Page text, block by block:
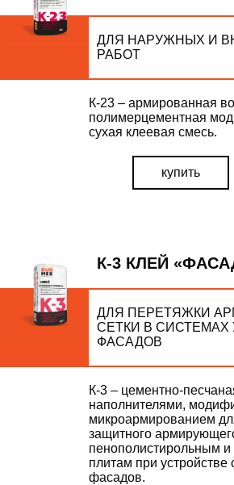
УТОЧНИТЬ ЦЕНУ
наш менеджер свяжется с вами
ОТПРАВИТЬ
ДЛЯ НАРУЖНЫХ И
РАБОТ
К-23 – армированная
полимерцементная
сухая клеевая смесь.
купить
К-3 КЛЕЙ
ДЛЯ ПЕРЕТЯЖКИ
СЕТКИ В СИСТЕМАХ
ФАСАДОВ
К-3 – цементно-
наполнителями,
микроармированием
защитного
пенополистирольным
плитам при устройстве
фасадов.
ВІДПРАВИТИ ЗАПИТ